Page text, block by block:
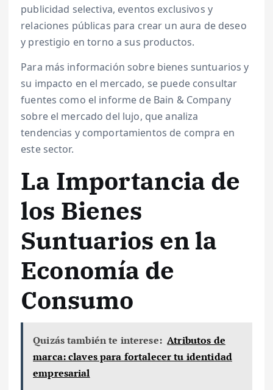
publicidad selectiva, eventos exclusivos y
relaciones públicas para crear un aura de deseo
y prestigio en torno a sus productos.
Para más información sobre bienes suntuarios y
su impacto en el mercado, se puede consultar
fuentes como el informe de Bain & Company
sobre el mercado del lujo, que analiza
tendencias y comportamientos de compra en
este sector.
La Importancia de
los Bienes
Suntuarios en la
Economía de
Consumo
Quizás también te interese: Atributos de
marca: claves para fortalecer tu identidad
empresarial